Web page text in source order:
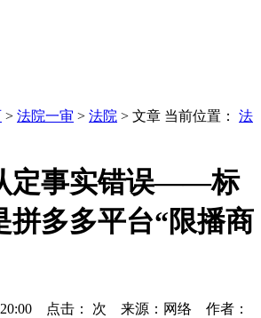
> 法院一审 > 法院 > 文章 当前位置： 法
定事实错误——标
拼多多平台“限播商
点击： 次 来源：网络 作者：